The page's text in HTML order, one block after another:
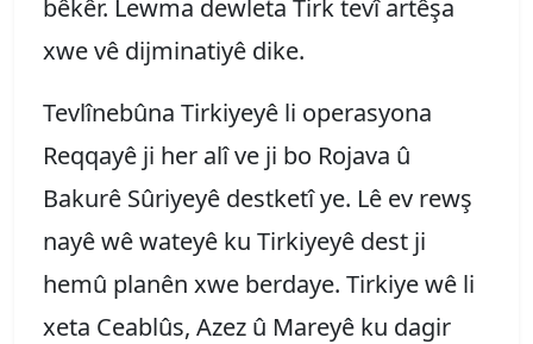
bêkêr. Lewma dewleta Tirk tevî artêşa
xwe vê dijminatiyê dike.
Tevlînebûna Tirkiyeyê li operasyona
Reqqayê ji her alî ve ji bo Rojava û
Bakurê Sûriyeyê destketî ye. Lê ev rewş
nayê wê wateyê ku Tirkiyeyê dest ji
hemû planên xwe berdaye. Tirkiye wê li
xeta Ceablûs, Azez û Mareyê ku dagir